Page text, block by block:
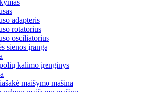
adapteris
rotatorius
osciliatorius
sienos įranga
kalimo įrenginys
maišymo mašina